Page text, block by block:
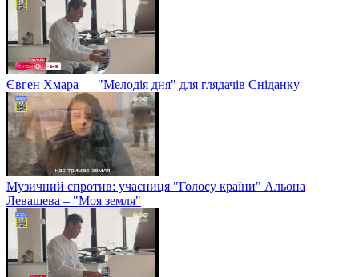
Євген Хмара — "Мелодія дня" для глядачів Сніданку
Музичний спротив: учасниця "Голосу країни" Альона
Левашева – "Моя земля"